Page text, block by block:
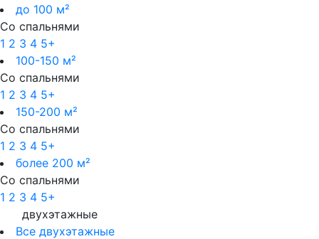
до 100 м²
Со спальнями
1 2 3 4 5+
100-150 м²
Со спальнями
1 2 3 4 5+
150-200 м²
Со спальнями
1 2 3 4 5+
более 200 м²
Со спальнями
1 2 3 4 5+
двухэтажные
Все двухэтажные